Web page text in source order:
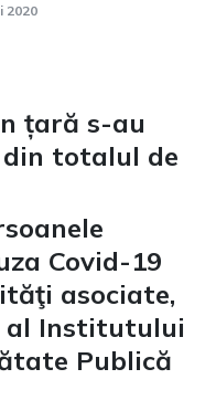
2020
țară s-au
totalul de
Covid-19
asociate,
Institutului
Publică